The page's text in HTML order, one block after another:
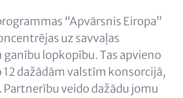
“Apvārsnis Eiropa”
uz savvaļas
lopkopību. Tas apvieno
12 dažādām valstīm konsorcijā,
. Partnerību veido dažādu jomu